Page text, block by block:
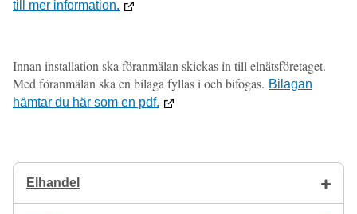
till mer information.
Innan installation ska föranmälan skickas in till elnätsföretaget.
Med föranmälan ska en bilaga fyllas i och bifogas. Bilagan
hämtar du här som en pdf.
Elhandel